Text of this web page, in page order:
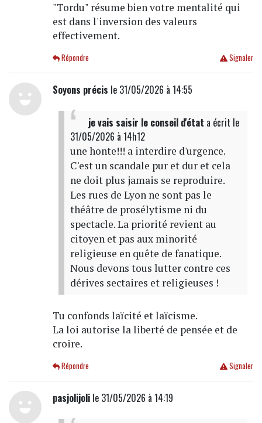
"Tordu" résume bien votre mentalité qui
est dans l'inversion des valeurs
effectivement.
Signaler
Répondre
Soyons précis le 31/05/2026 à 14:55
je vais saisir le conseil d'état a écrit le
31/05/2026 à 14h12
une honte!!! a interdire d'urgence.
C'est un scandale pur et dur et cela
ne doit plus jamais se reproduire.
Les rues de Lyon ne sont pas le
théâtre de prosélytisme ni du
spectacle. La priorité revient au
citoyen et pas aux minorité
religieuse en quête de fanatique.
Nous devons tous lutter contre ces
dérives sectaires et religieuses !
Tu confonds laïcité et laïcisme.
La loi autorise la liberté de pensée et de
croire.
Signaler
Répondre
pasjolijolile 31/05/2026 à 14:19